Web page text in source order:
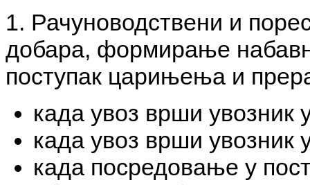
1. Рачуноводствени и
добара, формирање
поступак царињења и
када увоз врши увозник
када увоз врши увозник
када посредовање у